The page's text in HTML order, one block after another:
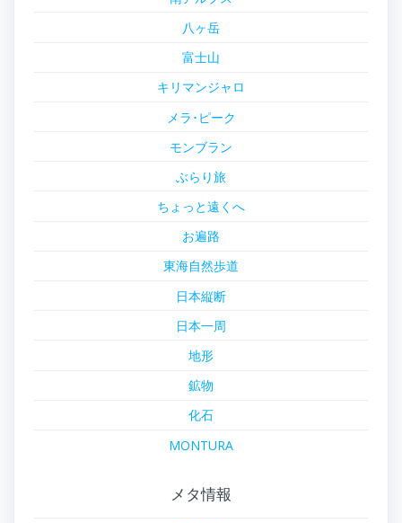
八ヶ岳
富士山
キリマンジャロ
メラ･ピーク
モンブラン
ぶらり旅
ちょっと遠くへ
お遍路
東海自然歩道
日本縦断
日本一周
地形
鉱物
化石
MONTURA
メタ情報